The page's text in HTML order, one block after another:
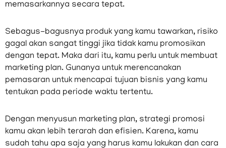
memasarkannya secara tepat.
Sebagus-bagusnya produk yang kamu tawarkan, risiko
gagal akan sangat tinggi jika tidak kamu promosikan
dengan tepat. Maka dari itu, kamu perlu untuk membuat
marketing plan. Gunanya untuk merencanakan
pemasaran untuk mencapai tujuan bisnis yang kamu
tentukan pada periode waktu tertentu.
Dengan menyusun marketing plan, strategi promosi
kamu akan lebih terarah dan efisien. Karena, kamu
sudah tahu apa saja yang harus kamu lakukan dan cara